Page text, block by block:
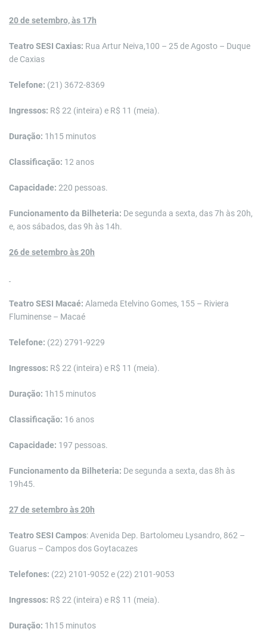
20 de setembro, às 17h
Teatro SESI Caxias: Rua Artur Neiva,100 – 25 de Agosto – Duque
de Caxias
Telefone: (21) 3672-8369
Ingressos: R$ 22 (inteira) e R$ 11 (meia).
Duração: 1h15 minutos
Classificação: 12 anos
Capacidade: 220 pessoas.
Funcionamento da Bilheteria: De segunda a sexta, das 7h às 20h,
e, aos sábados, das 9h às 14h.
26 de setembro às 20h
Teatro SESI Macaé: Alameda Etelvino Gomes, 155 – Riviera
Fluminense – Macaé
Telefone: (22) 2791-9229
Ingressos: R$ 22 (inteira) e R$ 11 (meia).
Duração: 1h15 minutos
Classificação: 16 anos
Capacidade: 197 pessoas.
Funcionamento da Bilheteria: De segunda a sexta, das 8h às
19h45.
27 de setembro às 20h
Teatro SESI Campos: Avenida Dep. Bartolomeu Lysandro, 862 –
Guarus – Campos dos Goytacazes
Telefones: (22) 2101-9052 e (22) 2101-9053
Ingressos: R$ 22 (inteira) e R$ 11 (meia).
Duração: 1h15 minutos